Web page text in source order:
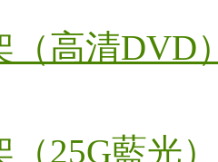
（高清DVD
25G藍光）